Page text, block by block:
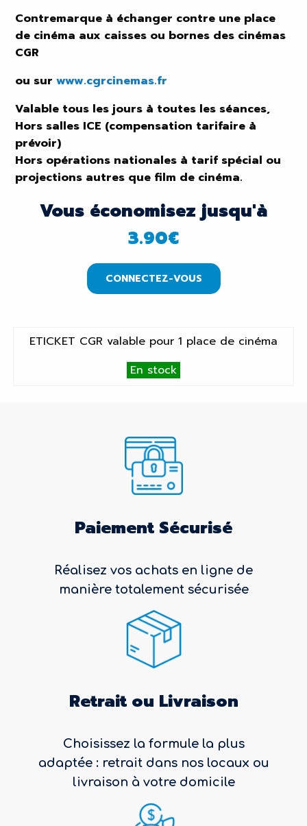
Contremarque à échanger contre une place
de cinéma aux caisses ou bornes des cinémas
CGR
ou surwww.cgrcinemas.fr
Valable tous les jours à toutes les séances,
Hors salles ICE (compensation tarifaire à
prévoir)
Hors opérations nationales à tarif spécial ou
projections autres que film de cinéma.
Vous économisez jusqu'à
3.90€
CONNECTEZ-VOUS
ETICKET CGR valable pour 1 place de cinéma
En stock
Paiement Sécurisé
Réalisez vos achats en ligne de
manière totalement sécurisée
Retrait ou Livraison
Choisissez la formule la plus
adaptée : retrait dans nos locaux ou
livraison à votre domicile